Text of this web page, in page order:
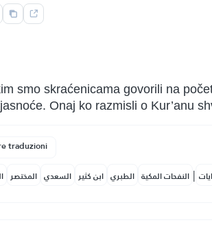
smo skraćenicama govorili na
Onaj ko razmisli o Kur’anu
traduzioni
المختصر السعدي ابن كثير الطبري النفحات المكية |